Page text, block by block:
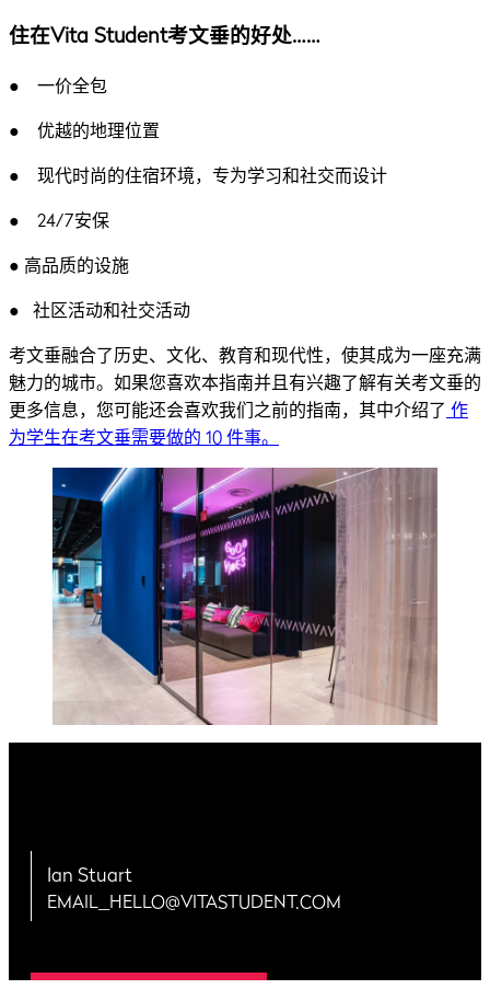
住在Vita Student考文垂的好处……
● 一价全包
● 优越的地理位置
● 现代时尚的住宿环境，专为学习和社交而设计
● 24/7安保
● 高品质的设施
● 社区活动和社交活动
考文垂融合了历史、文化、教育和现代性，使其成为一座充满
魅力的城市。如果您喜欢本指南并且有兴趣了解有关考文垂的
更多信息，您可能还会喜欢我们之前的指南，其中介绍了 作
为学生在考文垂需要做的 10 件事。
Ian Stuart
EMAIL_HELLO@VITASTUDENT.COM